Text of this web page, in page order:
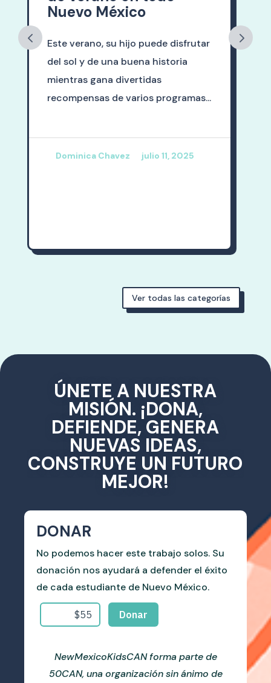
comienza ahora
Sabemos lo que es posible cuando
un estudiante recibe una
educación de alta calidad. Las
barreras caen. Las oportunidades
Ver todas las categorías
ÚNETE A NUESTRA
MISIÓN. ¡DONA,
DEFIENDE, GENERA
NUEVAS IDEAS,
CONSTRUYE UN FUTURO
MEJOR!
DONAR
No podemos hacer este trabajo solos. Su
donación nos ayudará a defender el éxito
de cada estudiante de Nuevo México.
NewMexicoKidsCAN forma parte de
50CAN, una organización sin ánimo de